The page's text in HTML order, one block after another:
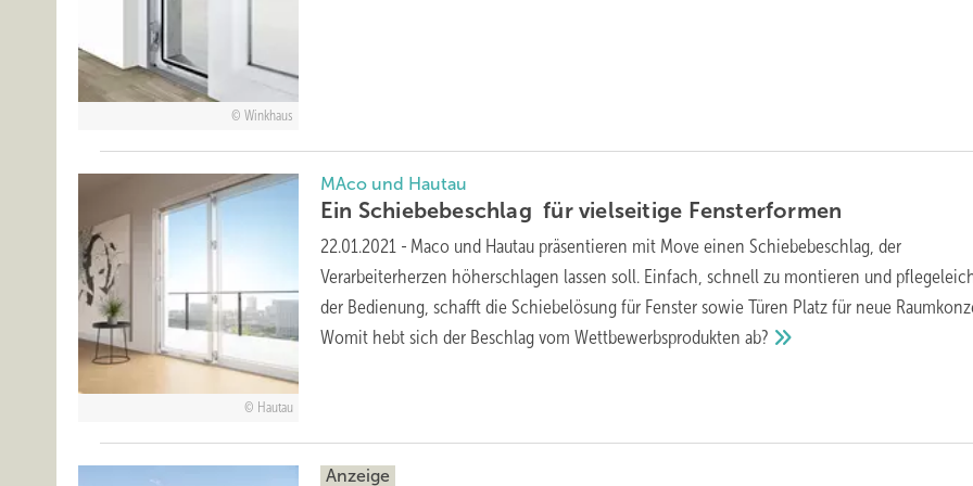
Winkhaus
Hautau
MAco und Hautau
Ein Schiebebeschlag für vielseitige Fensterformen
22.01.2021 - Maco und Hautau präsentieren mit Move einen Schiebebeschlag, der
Verarbeiterherzen höherschlagen lassen soll. Einfach, schnell zu montieren und
der Bedienung, schafft die Schiebelösung für Fenster sowie Türen Platz für neue
Womit hebt sich der Beschlag vom Wettbewerbsproduktenab?
Anzeige